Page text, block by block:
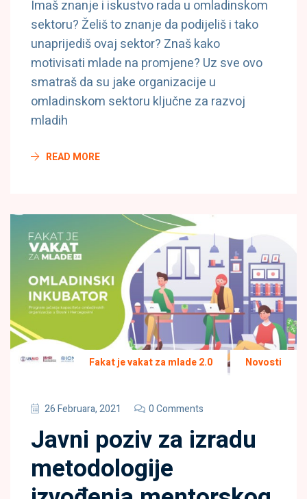
Imaš znanje i iskustvo rada u omladinskom
sektoru? Želiš to znanje da podijeliš i tako
unaprijediš ovaj sektor? Znaš kako
motivisati mlade na promjene? Uz sve ovo
smatraš da su jake organizacije u
omladinskom sektoru ključne za razvoj
mladih
READ MORE
Fakat je vakat za mlade 2.0 Novosti
26 Februara, 2021 0 Comments
Javni poziv za izradu
metodologije